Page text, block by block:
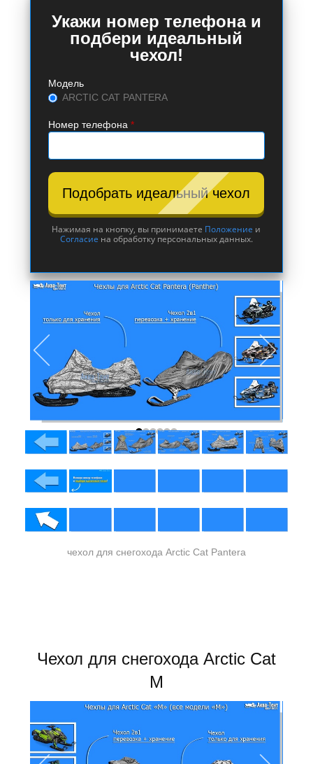
Укажи номер телефона и
подбери идеальный
чехол!
Модель
ARCTIC CAT PANTERA
Номер телефона *
Подобрать идеальный чехол
Нажимая на кнопку, вы принимаете Положение и
Согласие на обработку персональных данных.
чехол для снегохода Arctic Cat Pantera
Чехол для снегохода Arctic Cat
M